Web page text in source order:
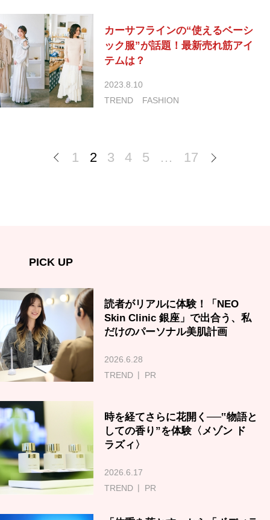
カーサフラインの“使えるベーシ
ック服”が話題！最新売れ筋アイ
テムは？
2023.8.10
TREND
FASHION
1 2 3 4 5 … 17
PICK UP
読者がリアルに体験！「NEO
Skin Clinic 銀座」で出合う、私
だけのパーソナル美肌計画
2026.6.28
TREND
PR
時を経てさらに花開く──‟物語と
しての香り”を体験〈メゾン ド
ラズィ〉
2026.6.17
TREND
PR